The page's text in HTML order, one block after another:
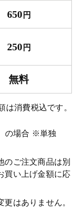
650 円
250 円
無料
は消費税込です。
の場合 ※単独
のご注文商品は別
買い上げ金額に応
はありません。